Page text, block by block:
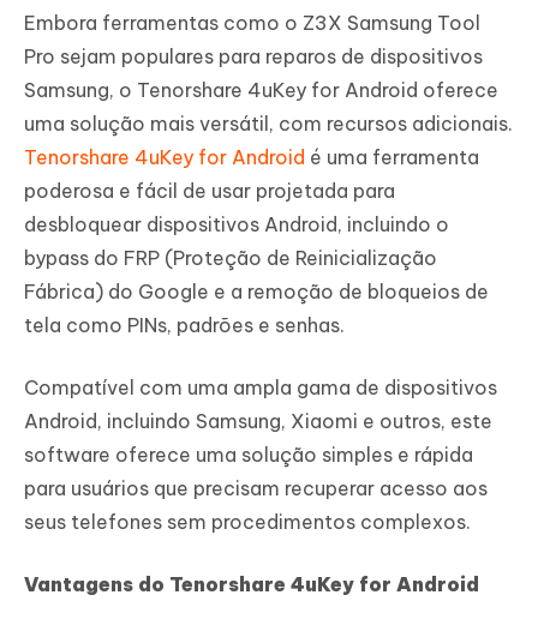
Embora ferramentas como o Z3X Samsung Tool
Pro sejam populares para reparos de dispositivos
Samsung, o Tenorshare 4uKey for Android oferece
uma solução mais versátil, com recursos adicionais.
Tenorshare 4uKey for Android é uma ferramenta
poderosa e fácil de usar projetada para
desbloquear dispositivos Android, incluindo o
bypass do FRP (Proteção de Reinicialização
Fábrica) do Google e a remoção de bloqueios de
tela como PINs, padrões e senhas.
Compatível com uma ampla gama de dispositivos
Android, incluindo Samsung, Xiaomi e outros, este
software oferece uma solução simples e rápida
para usuários que precisam recuperar acesso aos
seus telefones sem procedimentos complexos.
Vantagens do Tenorshare 4uKey for Android